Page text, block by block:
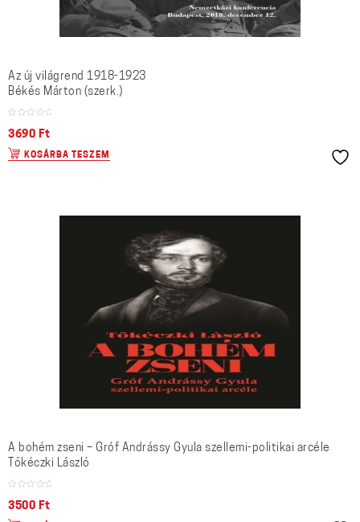
Az új világrend 1918-1923
Békés Márton (szerk.)
3690 Ft
KOSÁRBA TESZEM
A bohém zseni – Gróf Andrássy Gyula szellemi-politikai arcéle
Tőkéczki László
3500 Ft